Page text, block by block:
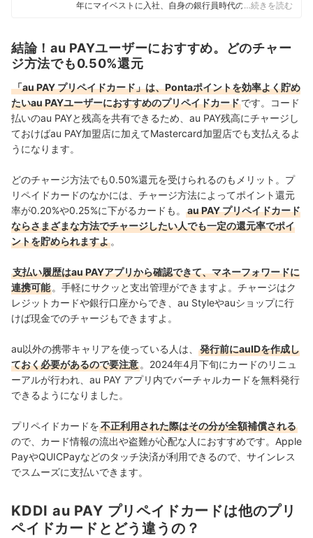
年にマイベストに入社、自身の銀行員時代の経験を活か
済を専門に解説コンテンツの制作を統括する。 また、
Yahoo!ファイナンスで借入や投資への疑問や基礎知識に
関する連載も担当している。
大島凱斗のプロフィール
…続きを読む
結論！au PAYユーザーにおすすめ。どのチャー
ジ方法でも0.50%還元
「au PAY プリペイドカード」は、Pontaポイントを効率よく貯め
たいau PAYユーザーにおすすめのプリペイドカードです。コード
払いのau PAYと残高を共有できるため、au PAY残高にチャージし
ておけばau PAY加盟店に加えてMastercard加盟店でも支払えるよ
うになります。
どのチャージ方法でも0.50%還元を受けられるのもメリット。プ
リペイドカードのなかには、チャージ方法によってポイント還元
率が0.20%や0.25%に下がるカードも。
au PAY プリペイドカード
ならさまざまな方法でチャージしたい人でも一定の還元率でポイ
ントを貯められますよ 。
支払い履歴はau PAYアプリから確認できて、マネーフォワードに
連携可能 。手軽にサクッと支出管理ができますよ。チャージはク
レジットカードや銀行口座からでき、au Styleやauショップに行
けば現金でのチャージもできますよ。
au以外の携帯キャリアを使っている人は、
発行前にauIDを作成し
ておく必要があるので要注意 。2024年4月下旬にカードのリニュ
ーアルが行われ、au PAY アプリ内でバーチャルカードを無料発行
できるようになりました。
プリペイドカードを不正利用された際はその分が全額補償される
ので、カード情報の流出や盗難が心配な人におすすめです。Apple
PayやQUICPayなどのタッチ決済が利用できるので、サインレス
でスムーズに支払いできます。
KDDI au PAY プリペイドカードは他のプリ
ペイドカードとどう違うの？